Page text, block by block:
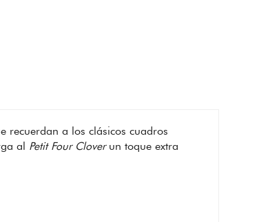
recuerdan a los clásicos cuadros
al Petit Four Cloverun toque extra